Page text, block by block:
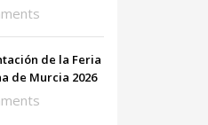
de la Feria
de Murcia 2026